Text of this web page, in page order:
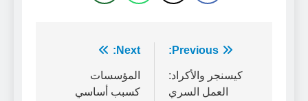
تصفّح
المقالات
Previous:
كيسنجر والأكراد:
العمل السري
Next:
المؤسسات
كسبب أساسي